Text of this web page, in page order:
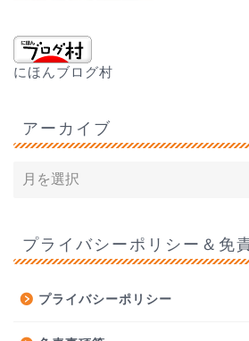
にほんブログ村
アーカイブ
プライバシーポリシー＆免
プライバシーポリシー